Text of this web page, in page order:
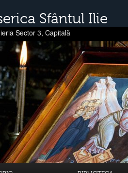
Sfântul Ilie
Sector 3, Capitală